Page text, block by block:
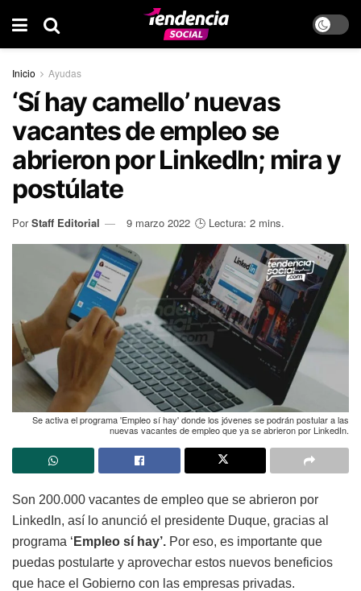
Inicio Ayudas
‘Sí hay camello’ nuevas
vacantes de empleo se
abrieron por LinkedIn; mira y
postúlate
Por Staff Editorial 9 marzo 2022 🕒 Lectura: 2 mins.
Se activa el programa 'Empleo sí hay' donde los jóvenes se podrán postular a las
nuevas vacantes de empleo que ya se abrieron por LinkedIn.
Son 200.000 vacantes de empleo que se abrieron por
LinkedIn, así lo anunció el presidente Duque, gracias al
programa ‘ Empleo sí hay’. Por eso, es importante que
puedas postularte y aprovechar estos nuevos beneficios
que hace el Gobierno con las empresas privadas.